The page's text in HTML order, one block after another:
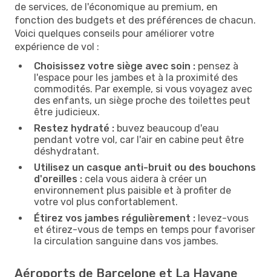
de services, de l'économique au premium, en
fonction des budgets et des préférences de chacun.
Voici quelques conseils pour améliorer votre
expérience de vol :
Choisissez votre siège avec soin : pensez à
l'espace pour les jambes et à la proximité des
commodités. Par exemple, si vous voyagez avec
des enfants, un siège proche des toilettes peut
être judicieux.
Restez hydraté : buvez beaucoup d'eau
pendant votre vol, car l'air en cabine peut être
déshydratant.
Utilisez un casque anti-bruit ou des bouchons
d'oreilles : cela vous aidera à créer un
environnement plus paisible et à profiter de
votre vol plus confortablement.
Étirez vos jambes régulièrement : levez-vous
et étirez-vous de temps en temps pour favoriser
la circulation sanguine dans vos jambes.
Aéroports de Barcelone et La Havane